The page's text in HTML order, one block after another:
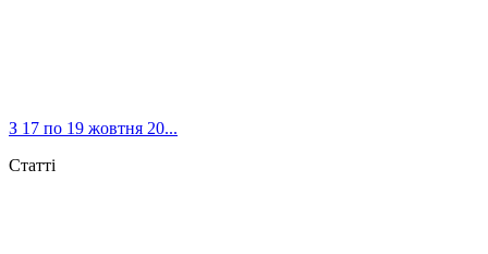
З 17 по 19 жовтня 20...
Статті